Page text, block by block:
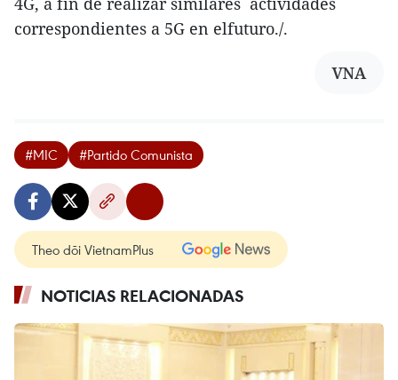
correspondientes a 5G en elfuturo./.
VNA
#MIC #Partido Comunista
Theo dõi VietnamPlus
NOTICIAS RELACIONADAS